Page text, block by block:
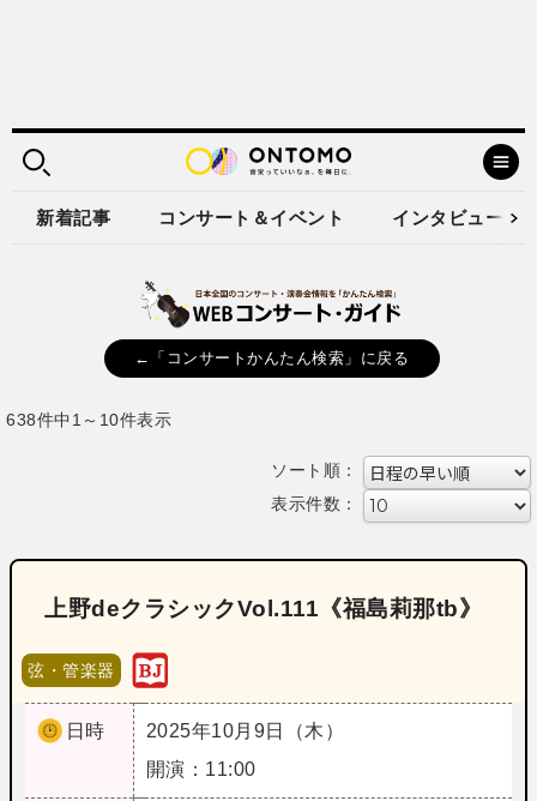
新着記事 コンサート＆イベント インタビュー
←「コンサートかんたん検索」に戻る
638件中1～10件表示
ソート順：
表示件数：
上野deクラシックVol.111《福島莉那tb》
弦・管楽器
日時
2025年10月9日（木）
開演：11:00